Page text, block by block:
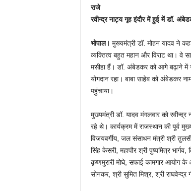
राजे
रवीन्द्र नाट्य गृह इंदौर में हुई में डॉ.
भोपाल। मुख्यमंत्री डॉ. मोहन यादव ने
व्यक्तित्व बहुत महान और विराट था। वे
मसीहा हैं। डॉ. अंबेडकर को आगे बढ़ाने में
योगदान रहा। बाबा साहेब को अंबेडकर
पहुंचाया।
मुख्यमंत्री डॉ. यादव मंगलवार को
रहे थे। कार्यक्रम में राजस्थान की पूर्व
विजयवर्गीय, जल संसाधन मंत्री श्री
सिंह केसरी, महापौर श्री पुष्यमित्र भार्गव,
कृष्णमुरारी मोघे, सफाई कामगार आयोग के
सोनकर, श्री सुमित मिश्र, श्री